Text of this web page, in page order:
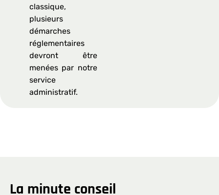
classique,
plusieurs
démarches
réglementaires
devront être
menées par notre
service
administratif.
La minute conseil